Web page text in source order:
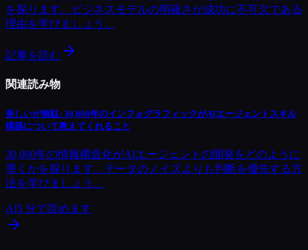
を探ります。ビジネスモデルの明確さが成功に不可欠である
理由を学びましょう。
記事を読む
関連読み物
美しいが無駄: 30,000年のインフォグラフィックがAIエージェントスキル
構築について教えてくれること
30,000年の情報構造化がAIエージェントの開発をどのように
導くかを探ります。データのノイズよりも判断を優先する方
法を学びましょう。
AI5 分で読めます